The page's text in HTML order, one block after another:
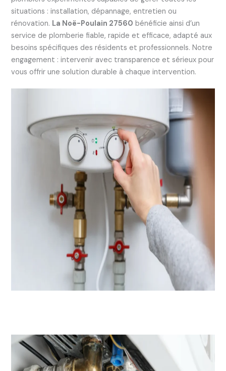
situations : installation, dépannage, entretien ou
rénovation. La Noë-Poulain 27560 bénéficie ainsi d’un
service de plomberie fiable, rapide et efficace, adapté aux
besoins spécifiques des résidents et professionnels. Notre
engagement : intervenir avec transparence et sérieux pour
vous offrir une solution durable à chaque intervention.